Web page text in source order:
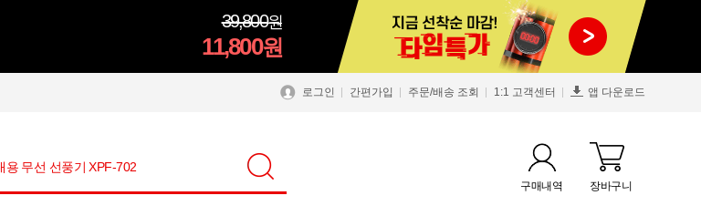
39,800원
11,800원
로그인 간편가입 주문/배송 조회 1:1 고객센터 앱 다운로드
구매내역 장바구니